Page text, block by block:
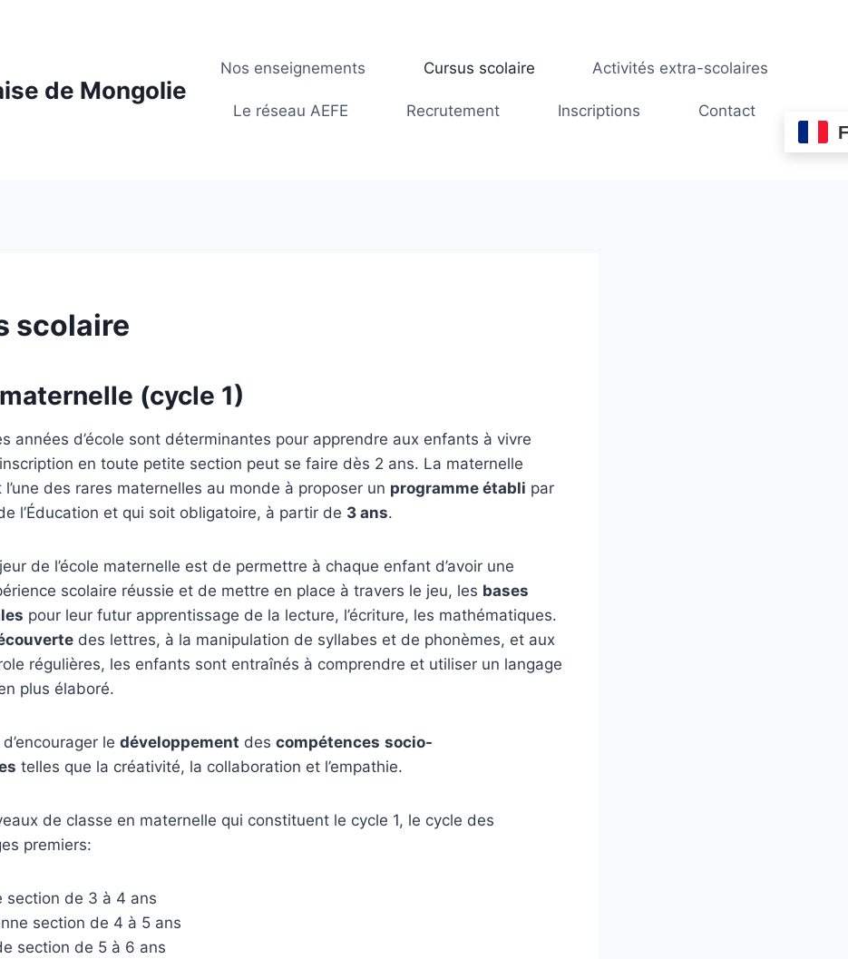
de Mongolie
Nos enseignements Cursus scolaire Activités extra-scolaires
Le réseau AEFE Recrutement Inscriptions Contact
scolaire
maternelle (cycle 1)
années d’école sont déterminantes pour apprendre aux enfants à vivre
en toute petite section peut se faire dès 2 ans. La maternelle
des rares maternelles au monde à proposer un programme établi par
l’Éducation et qui soit obligatoire, à partir de 3 ans.
de l’école maternelle est de permettre à chaque enfant d’avoir une
scolaire réussie et de mettre en place à travers le jeu, les bases
pour leur futur apprentissage de la lecture, l’écriture, les mathématiques.
des lettres, à la manipulation de syllabes et de phonèmes, et aux
régulières, les enfants sont entraînés à comprendre et utiliser un langage
plus élaboré.
le développement des compétences socio-
telles que la créativité, la collaboration et l’empathie.
de classe en maternelle qui constituent le cycle 1, le cycle des
premiers:
section de 3 à 4 ans
section de 4 à 5 ans
section de 5 à 6 ans